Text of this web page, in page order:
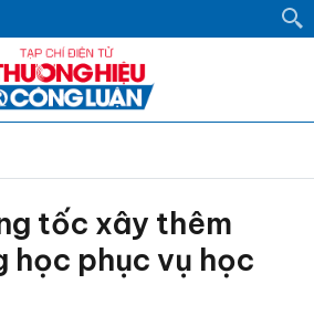
tốc xây thêm
học phục vụ học